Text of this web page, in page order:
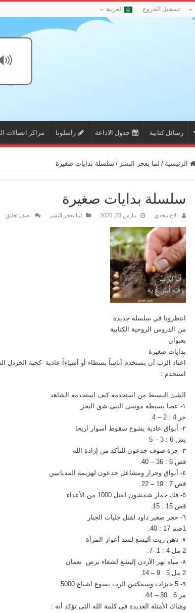
تسجيل الخروج العربية
رسائل كتابية جدول الاذاعة راسلونا مراكز اتصالات
الرئيسية / لما يعجز البشر / سلسلة بدايات صغيرة
سلسلة بدايات صغيرة
الاخ مجدي مارس 23, 2020 لما يعجز البشر اضف تعليق
انتظرونا في سلسلة جديدة
من الدروس الروحية الكتابية
بعنوان
بدايات صغيرة
اعتاد الرب أن يستخدم أناساً بسطاء أو أشياءاً عادية -كحبة
استخدم :
الشئ البسيط من استخدمه كيف استخدمه الشاهد
١- عصا بسيطة موسى النبى شق البحر
خر 4 : 2 – 4.
٢- أبواق عادية يشوع سقوط أسوار اريحا
يش 6 : 3 – 5
٣- جزة صوف جدعون للتأكد من إرادة الله
قض 6 : 36 – 40.
٤- أبواق وجرار ومشاعل جدعون لهزيمة المديانيين
قض 7 : 19 – 22.
٥- فك حمار شمشون لقتل 1000 من الأعداء
قض 15 : 15.
٦- حجر صغير داود لقتل جليات الجبار
1صم 17 : 40.
٧- دهن زيت أليشع لسد أعواز المرأة
2 مل 4 : 1 -7.
٨- مياه نهر الأردن إليشع لشفاء برص نعمان
2 مل 5 : 9 – 14.
٩- 5 خبزات وسمكتين الرب يسوع اشباع 5000
مر 6 : 30 – 44.
وهناك الأمثلة العديدة فى كلمة الله التى تؤكد أنه :